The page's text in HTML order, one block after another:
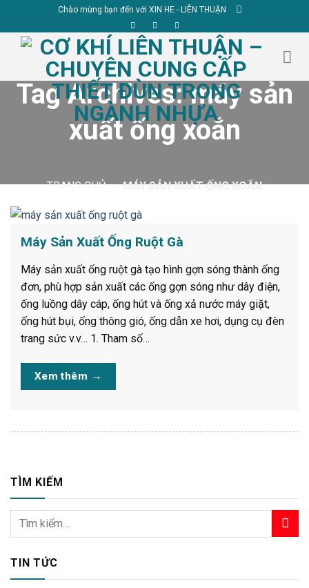
content
Chào mừng bạn đến với XIN HE - LIÊN THUẬN
Tag Archives:máy sản
xuất ống xoắn
TRANG CHỦ » MÁY SẢN XUẤT ỐNG XOẮN
Máy Sản Xuất Ống Ruột Gà
Máy sản xuất ống ruột gà tạo hình gợn sóng thành ống
đơn, phù hợp sản xuất các ống gợn sóng như dây điện,
ống luồng dây cáp, ống hút và ống xả nước máy giặt,
ống hút bụi, ống thông gió, ống dẫn xe hơi, dụng cụ đèn
trang sức v.v… 1. Tham số…
Xem thêm →
TÌM KIẾM
TIN TỨC